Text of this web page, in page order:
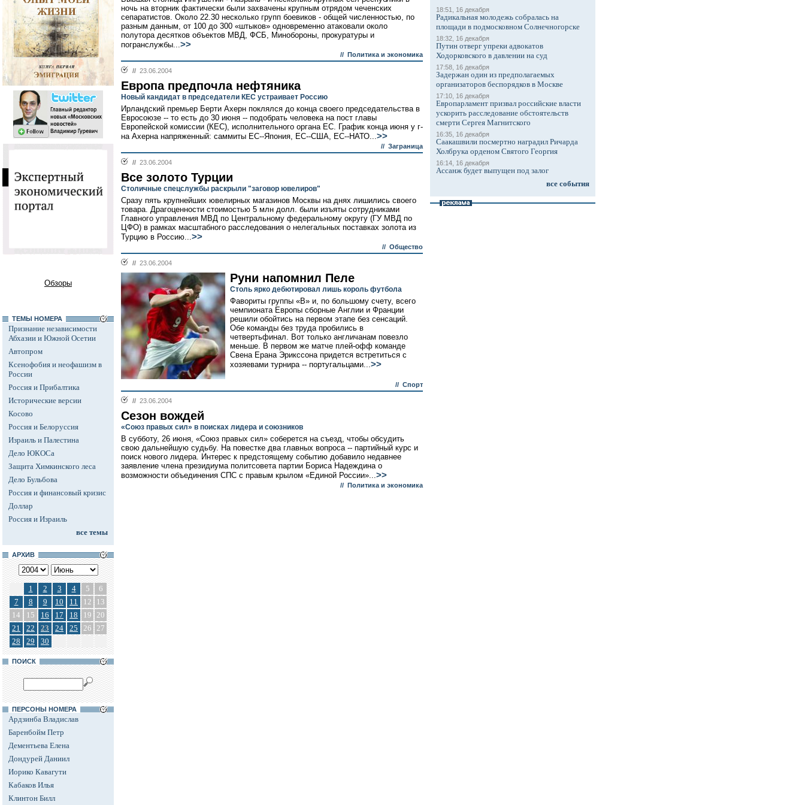
Обзоры
ТЕМЫ НОМЕРА
Признание независимости
Абхазии и Южной Осетии
Автопром
Ксенофобия и неофашизм в
России
Россия и Прибалтика
Исторические версии
Косово
Россия и Белоруссия
Израиль и Палестина
Дело ЮКОСа
Защита Химкинского леса
Дело Бульбова
Россия и финансовый кризис
Доллар
Россия и Израиль
все темы
АРХИВ
1 2 3 4 5
6
7
8 9 10 11 12
13
14
15 16 17 18 19 20
21
22 23 24 25 26 27
28
29 30
ПОИСК
ПЕРСОНЫ НОМЕРА
Ардзинба Владислав
Баренбойм Петр
Дементьева Елена
Дондурей Даниил
Иорико Кавагути
Кабаков Илья
Клинтон Билл
ночь на вторник фактически были захвачены крупным отрядом чеченских
сепаратистов. Около 22.30 несколько групп боевиков - общей численностью, по
разным данным, от 100 до 300 «штыков» одновременно атаковали около
полутора десятков объектов МВД, ФСБ, Минобороны, прокуратуры и
погранслужбы...>>
// Политика и экономика
// 23.06.2004
Европа предпочла нефтяника
Новый кандидат в председатели КЕС устраивает Россию
Ирландский премьер Берти Ахерн поклялся до конца своего председательства в
Евросоюзе -- то есть до 30 июня -- подобрать человека на пост главы
Европейской комиссии (КЕС), исполнительного органа ЕС. График конца июня у г-
на Ахерна напряженный: саммиты ЕС--Япония, ЕС--США, ЕС--НАТО...>>
// Заграница
// 23.06.2004
Все золото Турции
Столичные спецслужбы раскрыли "заговор ювелиров"
Сразу пять крупнейших ювелирных магазинов Москвы на днях лишились своего
товара. Драгоценности стоимостью 5 млн долл. были изъяты сотрудниками
Главного управления МВД по Центральному федеральному округу (ГУ МВД по
ЦФО) в рамках масштабного расследования о нелегальных поставках золота из
Турцию в Россию...>>
// Общество
// 23.06.2004
Руни напомнил Пеле
Столь ярко дебютировал лишь король футбола
Фавориты группы «В» и, по большому счету, всего
чемпионата Европы сборные Англии и Франции
решили обойтись на первом этапе без сенсаций.
Обе команды без труда пробились в
четвертьфинал. Вот только англичанам повезло
меньше. В первом же матче плей-офф команде
Свена Ерана Эрикссона придется встретиться с
хозяевами турнира -- португальцами...>>
// Спорт
// 23.06.2004
Сезон вождей
«Союз правых сил» в поисках лидера и союзников
В субботу, 26 июня, «Союз правых сил» соберется на съезд, чтобы обсудить
свою дальнейшую судьбу. На повестке два главных вопроса -- партийный курс и
поиск нового лидера. Интерес к предстоящему событию добавило недавнее
заявление члена президиума политсовета партии Бориса Надеждина о
возможности объединения СПС с правым крылом «Единой России»...>>
// Политика и экономика
18:51, 16 декабря
Радикальная молодежь собралась на
площади в подмосковном Солнечногорске
18:32, 16 декабря
Путин отверг упреки адвокатов
Ходорковского в давлении на суд
17:58, 16 декабря
Задержан один из предполагаемых
организаторов беспорядков в Москве
17:10, 16 декабря
Европарламент призвал российские власти
ускорить расследование обстоятельств
смерти Сергея Магнитского
16:35, 16 декабря
Саакашвили посмертно наградил Ричарда
Холбрука орденом Святого Георгия
16:14, 16 декабря
Ассанж будет выпущен под залог
все события